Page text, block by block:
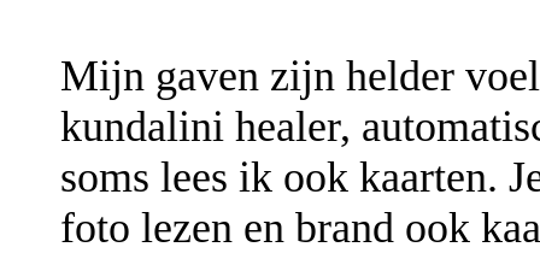
Mijn gaven zijn helder
kundalini healer,
soms lees ik ook kaarten.
foto lezen en brand ook